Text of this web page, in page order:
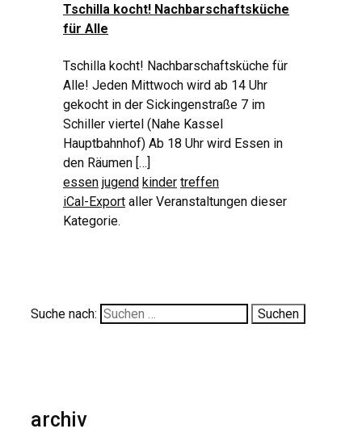
Tschilla kocht! Nachbarschaftsküche
für Alle
Tschilla kocht! Nachbarschaftsküche für
Alle! Jeden Mittwoch wird ab 14 Uhr
gekocht in der Sickingenstraße 7 im
Schiller viertel (Nahe Kassel
Hauptbahnhof) Ab 18 Uhr wird Essen in
den Räumen […]
essen jugend kinder treffen
iCal-Export aller Veranstaltungen dieser
Kategorie.
Suche nach:
archiv